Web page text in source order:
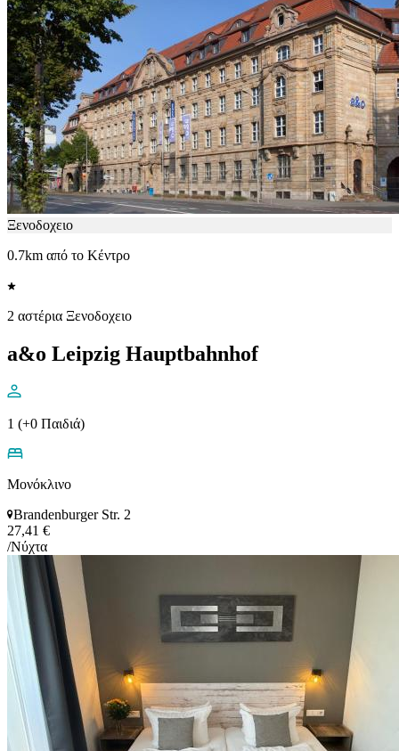
Ξενοδοχειο
0.7km από το Κέντρο
2 αστέρια Ξενοδοχειο
a&o Leipzig Hauptbahnhof
1 (+0 Παιδιά)
Μονόκλινο
Brandenburger Str. 2
27,41 €
/Νύχτα